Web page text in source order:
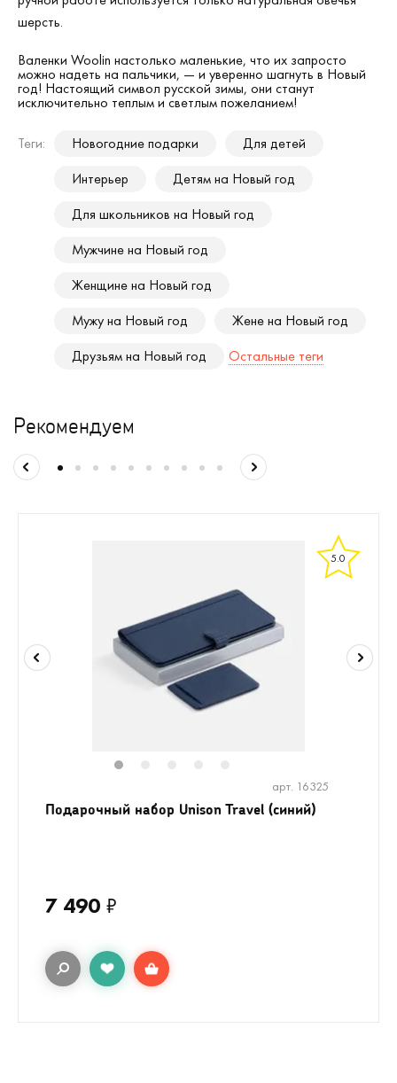
шерсть.
Валенки Woolin настолько маленькие, что их запросто
можно надеть на пальчики, — и уверенно шагнуть в Новый
год! Настоящий символ русской зимы, они станут
исключительно теплым и светлым пожеланием!
Теги: Новогодние подарки
Для детей
Интерьер
Детям на Новый год
Для школьников на Новый год
Мужчине на Новый год
Женщине на Новый год
Мужу на Новый год
Жене на Новый год
Друзьям на Новый год
Остальные теги
Рекомендуем
5.0
арт. 16325
Подарочный набор Unison Travel (синий)
7 490 ₽